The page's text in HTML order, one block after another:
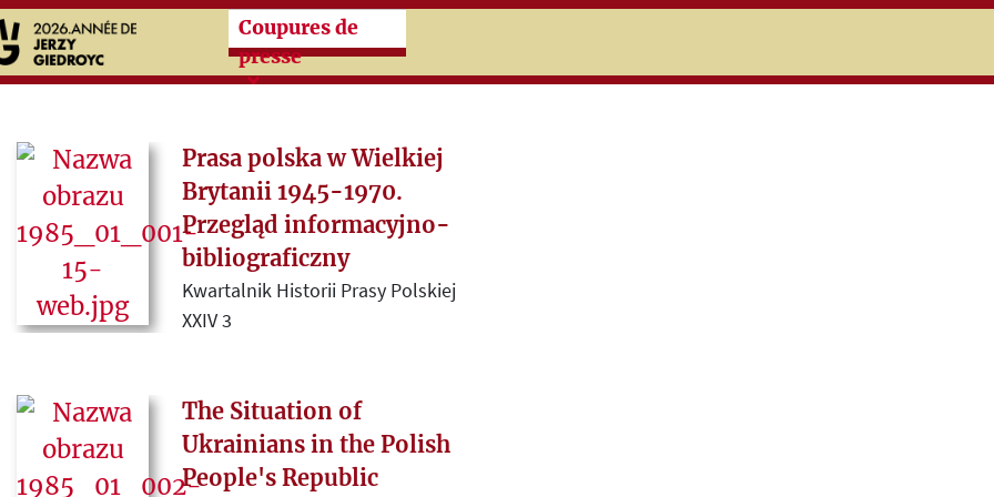
Przeskocz do treści zasadniczej
Coupures de
presse
Prasa polska w Wielkiej
Brytanii 1945-1970.
Przegląd informacyjno-
bibliograficzny
Kwartalnik Historii Prasy Polskiej
XXIV 3
1985_01_001
Przegląd chronologiczny
polskojęzycznych czasopism
The Situation of
Ukrainians in the Polish
People's Republic